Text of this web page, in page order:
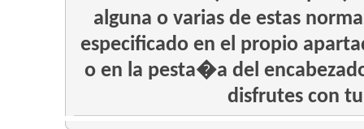
alguna o varias de estas
especificado en el propio
o en la pesta�a del
disfrutes con